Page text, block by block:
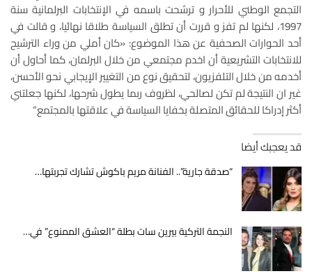
التجمع الوطني للأحرار و ترشحت باسمه في الإنتخابات البرلمانية سنة
1997، لكنها لم تفز و قررت أن تطلق السياسة طلاقا نهائيا، و قالت في
أحد الحوارات الصحفية عن هذا الموضوع: «كان أملي من وراء الترشيح
للانتخابات التشريعية أن اخدم مجتمعي من خلال البرلمان، كما أحاول أن
أخدمه من خلال التلفزيون، لتحقيق نوع من التغيير الإيجابي نحو الأحسن،
غير ان النتيجة لم تكن لصالحي، لظروف ربما يطول شرحها، لكنها جعلتني
أكثر إدراكا للحقائق المتصلة بخفايا السياسة في علاقتها بالمجتمع“
قد يعجبك أيضا
“صدقة جارية”.. الفنانة مريم باكوش تشارك تجربتها…
النجمة التركية بيرين سات بطلة “العشق الممنوع” في…